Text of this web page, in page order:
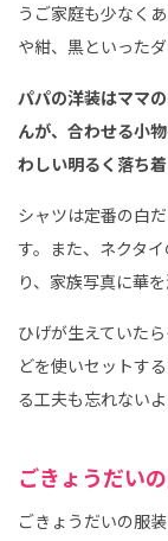
うご家庭も少なく
や紺、黒といった
パパの洋装はママ
んが、合わせる小
わしい明るく落ち
シャツは定番の白
す。また、ネクタ
り、家族写真に華を
ひげが生えていた
どを使いセットす
る工夫も忘れないよ
ごきょうだい
ごきょうだいの服